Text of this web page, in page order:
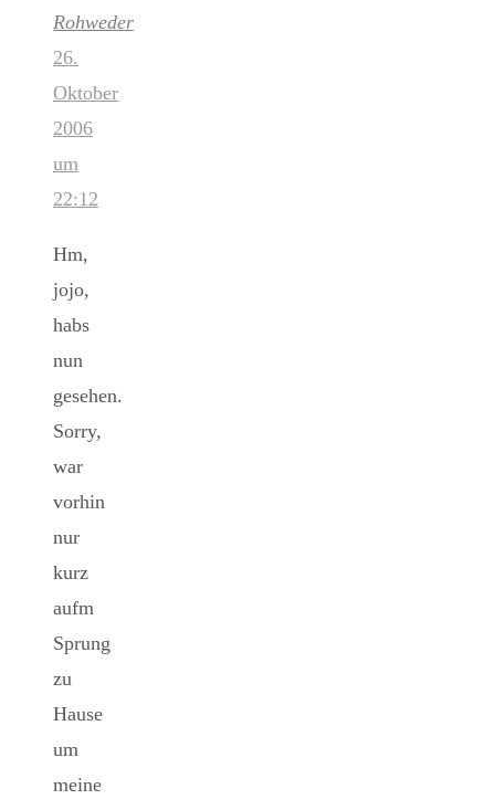
Rohweder
26.
Oktober
2006
um
22:12
Hm,
jojo,
habs
nun
gesehen.
Sorry,
war
vorhin
nur
kurz
aufm
Sprung
zu
Hause
um
meine